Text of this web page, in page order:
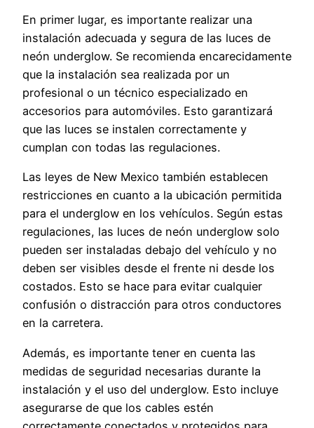
En primer lugar, es importante realizar una
instalación adecuada y segura de las luces de
neón underglow. Se recomienda encarecidamente
que la instalación sea realizada por un
profesional o un técnico especializado en
accesorios para automóviles. Esto garantizará
que las luces se instalen correctamente y
cumplan con todas las regulaciones.
Las leyes de New Mexico también establecen
restricciones en cuanto a la ubicación permitida
para el underglow en los vehículos. Según estas
regulaciones, las luces de neón underglow solo
pueden ser instaladas debajo del vehículo y no
deben ser visibles desde el frente ni desde los
costados. Esto se hace para evitar cualquier
confusión o distracción para otros conductores
en la carretera.
Además, es importante tener en cuenta las
medidas de seguridad necesarias durante la
instalación y el uso del underglow. Esto incluye
asegurarse de que los cables estén